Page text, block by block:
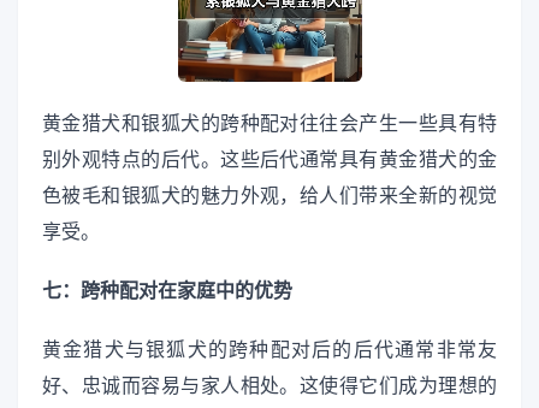
黄金猎犬和银狐犬的跨种配对往往会产生一些具有特
别外观特点的后代。这些后代通常具有黄金猎犬的金
色被毛和银狐犬的魅力外观，给人们带来全新的视觉
享受。
七：跨种配对在家庭中的优势
黄金猎犬与银狐犬的跨种配对后的后代通常非常友
好、忠诚而容易与家人相处。这使得它们成为理想的